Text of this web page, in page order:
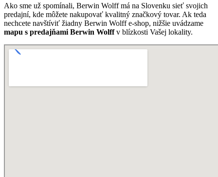
Ako sme už spomínali, Berwin Wolff má na Slovenku sieť svojich
predajní, kde môžete nakupovať kvalitný značkový tovar. Ak teda
nechcete navštíviť žiadny Berwin Wolff e-shop, nižšie uvádzame
mapu s predajňami Berwin Wolffv blízkosti Vašej lokality.